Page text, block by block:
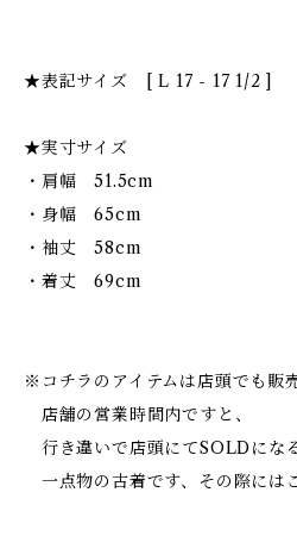
★表記サイズ [ L 17 - 17 1/2 ]
★実寸サイズ
・肩幅 51.5cm
・身幅 65cm
・袖丈 58cm
・着丈 69cm
※コチラのアイテムは店頭でも販
店舗の営業時間内ですと、
行き違いで店頭にてSOLDにな
一点物の古着です、その際には